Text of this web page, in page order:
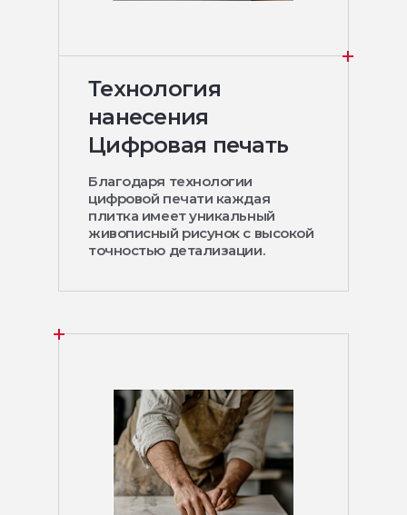
Технология
нанесения
Цифровая печать
Благодаря технологии
цифровой печати каждая
плитка имеет уникальный
живописный рисунок с высокой
точностью детализации.